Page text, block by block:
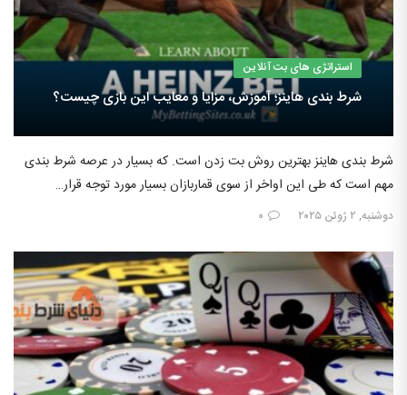
استراتژی های بت آنلاین
شرط بندی هاینز؛ آموزش، مزایا و معایب این بازی چیست؟
شرط بندی هاینز بهترین روش بت زدن است. که بسیار در عرصه شرط بندی
مهم است که طی این اواخر از سوی قماربازان بسیار مورد توجه قرار…
دوشنبه, ۲ ژوئن ۲۰۲۵ ۰